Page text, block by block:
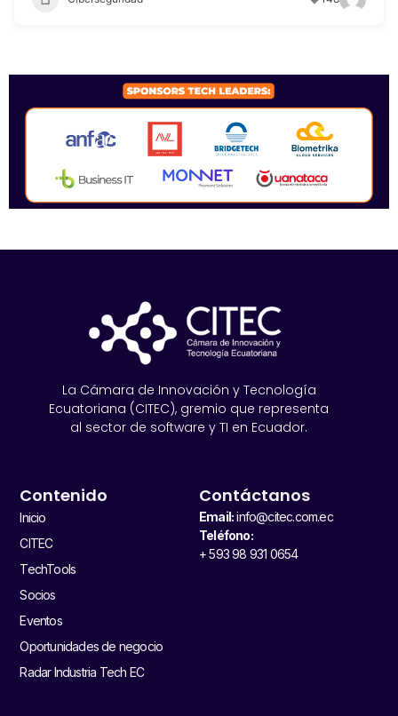
La Cámara de Innovación y Tecnología
Ecuatoriana (CITEC), gremio que representa
al sector de software y TI en Ecuador.
Contenido
Inicio
CITEC
TechTools
Socios
Eventos
Oportunidades de negocio
Radar Industria Tech EC
Contáctanos
Email:info@citec.com.ec
Teléfono:
+ 593 98 931 0654